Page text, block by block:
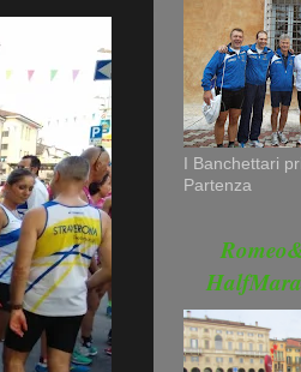
I Banchettari
Partenza